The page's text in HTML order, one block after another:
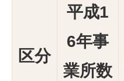
区分
平成1
6年事
業所数